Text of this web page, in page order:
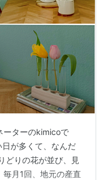
ーターのkimicoで
が多くて、なんだ
どりの花が並び、見
月1回、地元の産直